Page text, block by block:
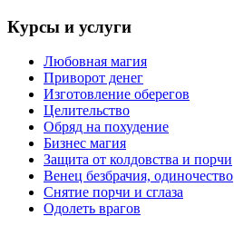
Курсы и услуги
Любовная магия
Приворот денег
Изготовление оберегов
Целительство
Обряд на похудение
Бизнес магия
Защита от колдовства и порчи
Венец безбрачия, одиночество
Снятие порчи и сглаза
Одолеть врагов